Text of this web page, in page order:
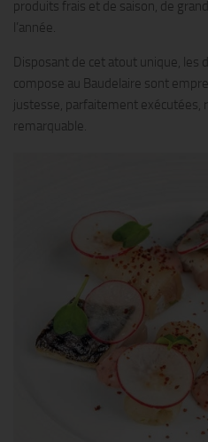
produits frais et de saison, de
l’année.
Disposant de cet atout unique, les
compose au Baudelaire sont
justesse, parfaitement exécutées,
remarquable.